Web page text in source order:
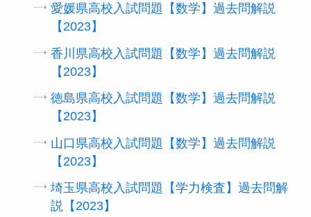
愛媛県高校入試問題【数学】過去問解説
【2023】
香川県高校入試問題【数学】過去問解説
【2023】
徳島県高校入試問題【数学】過去問解説
【2023】
山口県高校入試問題【数学】過去問解説
【2023】
埼玉県高校入試問題【学力検査】過去問解
説【2023】